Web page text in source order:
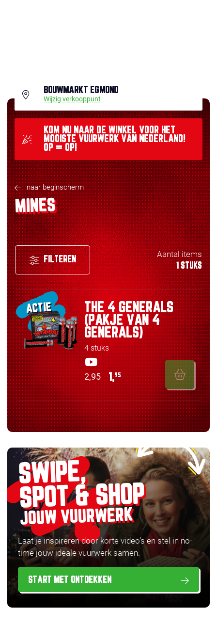
BOUWMARKT EGMOND
Wijzig verkooppunt
KOM NU NAAR DE WINKEL VOOR HET
MOOISTE VUURWERK VAN NEDERLAND!
OP = OP!
naar beginscherm
MINES
FILTEREN
Aantal items
1 STUKS
ACTIE
THE 4 GENERALS
(PAKJE VAN 4
GENERALS)
4 stuks
2,95 1,95
SWIPE,
SPOT & SHOP
JOUW VUURWERK
Laat je inspireren door korte video’s en stel in no-
time jouw ideale vuurwerk samen.
START MET ONTDEKKEN